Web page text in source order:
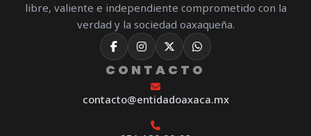
libre, valiente e independiente comprometido con la
verdad y la sociedad oaxaqueña.
CONTACTO
contacto@entidadoaxaca.mx